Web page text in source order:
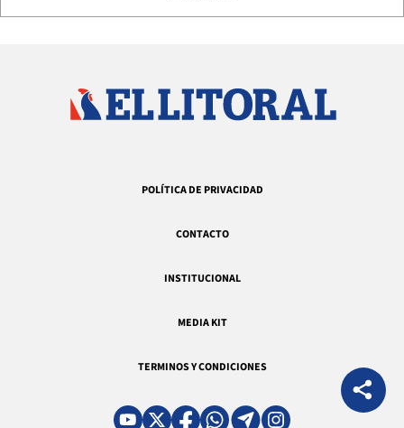
POLÍTICA DE PRIVACIDAD
CONTACTO
INSTITUCIONAL
MEDIA KIT
TERMINOS Y CONDICIONES